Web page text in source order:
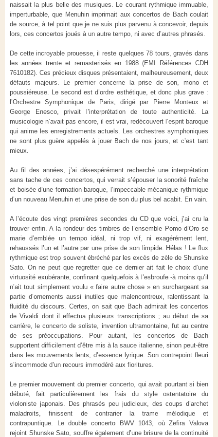
naissait la plus belle des musiques. Le courant rythmique immuable,
imperturbable, que Menuhin imprimait aux concertos de Bach coulait
de source, à tel point que je ne suis plus parvenu à concevoir, depuis
lors, ces concertos joués à un autre tempo, ni avec d’autres phrasés.
De cette incroyable prouesse, il reste quelques 78 tours, gravés dans
les années trente et remasterisés en 1988 (EMI Références CDH
7610182). Ces précieux disques présentaient, malheureusement, deux
défauts majeurs. Le premier concerne la prise de son, mono et
poussiéreuse. Le second est d’ordre esthétique, et donc plus grave :
l’Orchestre Symphonique de Paris, dirigé par Pierre Monteux et
George Enesco, privait l’interprétation de toute authenticité. La
musicologie n’avait pas encore, il est vrai, redécouvert l’esprit baroque
qui anime les enregistrements actuels. Les orchestres symphoniques
ne sont plus guère appelés à jouer Bach de nos jours, et c’est tant
mieux.
Au fil des années, j’ai désespérément recherché une interprétation
sans tache de ces concertos, qui verrait s’épouser la sonorité fraîche
et boisée d’une formation baroque, l’impeccable mécanique rythmique
d’un nouveau Menuhin et une prise de son du plus bel acabit. En vain.
A l’écoute des vingt premières secondes du CD que voici, j’ai cru la
trouver enfin. A la rondeur des timbres de l’ensemble Pomo d’Oro se
marie d’emblée un tempo idéal, ni trop vif, ni exagérément lent,
rehaussés l’un et l’autre par une prise de son limpide. Hélas ! Le flux
rythmique est trop souvent ébréché par les excès de zèle de Shunske
Sato. On ne peut que regretter que ce dernier ait fait le choix d’une
virtuosité exubérante, confinant quelquefois à l’esbroufe -à moins qu’il
n’ait tout simplement voulu « faire autre chose » en surchargeant sa
partie d’ornements aussi inutiles que malencontreux, ralentissant la
fluidité du discours. Certes, on sait que Bach admirait les concertos
de Vivaldi dont il effectua plusieurs transcriptions ; au début de sa
carrière, le concerto de soliste, invention ultramontaine, fut au centre
de ses préoccupations. Pour autant, les concertos de Bach
supportent difficilement d’être mis à la sauce italienne, sinon peut-être
dans les mouvements lents, d’essence lyrique. Son contrepoint fleuri
s’incommode d’un recours immodéré aux fioritures.
Le premier mouvement du premier concerto, qui avait pourtant si bien
débuté, fait particulièrement les frais du style ostentatoire du
violoniste japonais. Des phrasés peu judicieux, des coups d’archet
maladroits, finissent de contrarier la trame mélodique et
contrapuntique. Le double concerto BWV 1043, où Zefira Valova
rejoint Shunske Sato, souffre également d’une brisure de la continuité